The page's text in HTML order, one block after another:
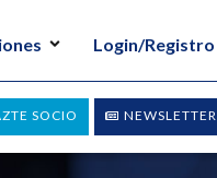
Login/Registro
NEWSLETTER
SOCIO